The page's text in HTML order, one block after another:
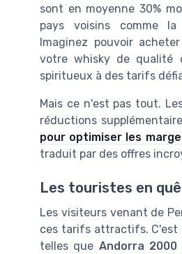
sont en moyenne 30%
pays voisins comme
Imaginez pouvoir
votre whisky de qualité
spiritueux à des tarifs
Mais ce n'est pas tout.
réductions
pour optimiser les
traduit par des offres
Les touristes en
Les visiteurs venant de
ces tarifs attractifs. C'est
telles que Andorra 2000